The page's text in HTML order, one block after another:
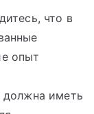
что в
опыт
должна иметь